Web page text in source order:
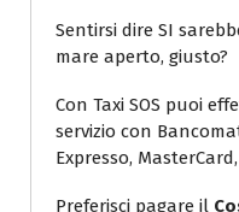
Sentirsi dire SI
mare aperto, giusto?
Con Taxi SOS puoi
servizio con
Expresso,
Preferisci pagare il